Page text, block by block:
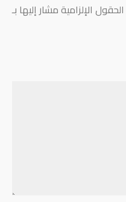
الحقول الإلزامية مشار إليها بـ